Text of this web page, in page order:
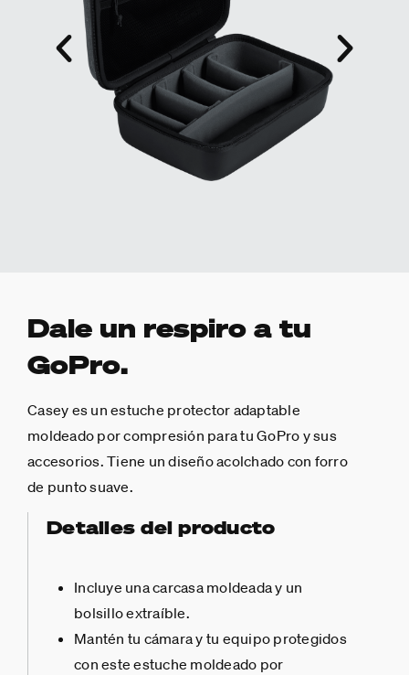
Dale un respiro a tu
GoPro.
Casey es un estuche protector adaptable
moldeado por compresión para tu GoPro y sus
accesorios. Tiene un diseño acolchado con forro
de punto suave.
Detalles del producto
Incluye una carcasa moldeada y un
bolsillo extraíble.
Mantén tu cámara y tu equipo protegidos
con este estuche moldeado por